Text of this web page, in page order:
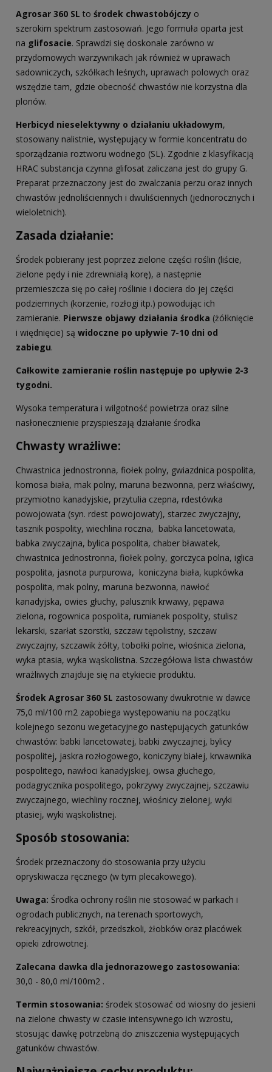
Agrosar 360 SL to środek chwastobójczy o
szerokim spektrum zastosowań. Jego formuła oparta jest
na glifosacie. Sprawdzi się doskonale zarówno w
przydomowych warzywnikach jak również w uprawach
sadowniczych, szkółkach leśnych, uprawach polowych oraz
wszędzie tam, gdzie obecność chwastów nie korzystna dla
plonów.
Herbicyd nieselektywny o działaniu układowym,
stosowany nalistnie, występujący w formie koncentratu do
sporządzania roztworu wodnego (SL). Zgodnie z klasyfikacją
HRAC substancja czynna glifosat zaliczana jest do grupy G.
Preparat przeznaczony jest do zwalczania perzu oraz innych
chwastów jednoliściennych i dwuliściennych (jednorocznych i
wieloletnich).
Zasada działanie:
Środek pobierany jest poprzez zielone części roślin (liście,
zielone pędy i nie zdrewniałą korę), a następnie
przemieszcza się po całej roślinie i dociera do jej części
podziemnych (korzenie, rozłogi itp.) powodując ich
zamieranie. Pierwsze objawy działania środka (żółknięcie
i więdnięcie) są widoczne po upływie 7-10 dni od
zabiegu.
Całkowite zamieranie roślin następuje po upływie 2-3
tygodni.
Wysoka temperatura i wilgotność powietrza oraz silne
nasłonecznienie przyspieszają działanie środka
Chwasty wrażliwe:
Chwastnica jednostronna, fiołek polny, gwiazdnica pospolita,
komosa biała, mak polny, maruna bezwonna, perz właściwy,
przymiotno kanadyjskie, przytulia czepna, rdestówka
powojowata (syn. rdest powojowaty), starzec zwyczajny,
tasznik pospolity, wiechlina roczna, babka lancetowata,
babka zwyczajna, bylica pospolita, chaber bławatek,
chwastnica jednostronna, fiołek polny, gorczyca polna, iglica
pospolita, jasnota purpurowa, koniczyna biała, kupkówka
pospolita, mak polny, maruna bezwonna, nawłoć
kanadyjska, owies głuchy, palusznik krwawy, pępawa
zielona, rogownica pospolita, rumianek pospolity, stulisz
lekarski, szarłat szorstki, szczaw tępolistny, szczaw
zwyczajny, szczawik żółty, tobołki polne, włośnica zielona,
wyka ptasia, wyka wąskolistna. Szczegółowa lista chwastów
wrażliwych znajduje się na etykiecie produktu.
Środek Agrosar 360 SL zastosowany dwukrotnie w dawce
75,0 ml/100 m2 zapobiega występowaniu na początku
kolejnego sezonu wegetacyjnego następujących gatunków
chwastów: babki lancetowatej, babki zwyczajnej, bylicy
pospolitej, jaskra rozłogowego, koniczyny białej, krwawnika
pospolitego, nawłoci kanadyjskiej, owsa głuchego,
podagrycznika pospolitego, pokrzywy zwyczajnej, szczawiu
zwyczajnego, wiechliny rocznej, włośnicy zielonej, wyki
ptasiej, wyki wąskolistnej.
Sposób stosowania:
Środek przeznaczony do stosowania przy użyciu
opryskiwacza ręcznego (w tym plecakowego).
Uwaga: Środka ochrony roślin nie stosować w parkach i
ogrodach publicznych, na terenach sportowych,
rekreacyjnych, szkół, przedszkoli, żłobków oraz placówek
opieki zdrowotnej.
Zalecana dawka dla jednorazowego zastosowania:
30,0 - 80,0 ml/100m2 .
Termin stosowania: środek stosować od wiosny do jesieni
na zielone chwasty w czasie intensywnego ich wzrostu,
stosując dawkę potrzebną do zniszczenia występujących
gatunków chwastów.